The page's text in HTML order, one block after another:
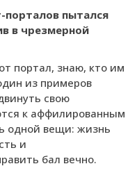
пытался
в чрезмерной
портал, знаю, кто им
из примеров
свою
к аффилированным
одной вещи: жизнь
и
бал вечно.